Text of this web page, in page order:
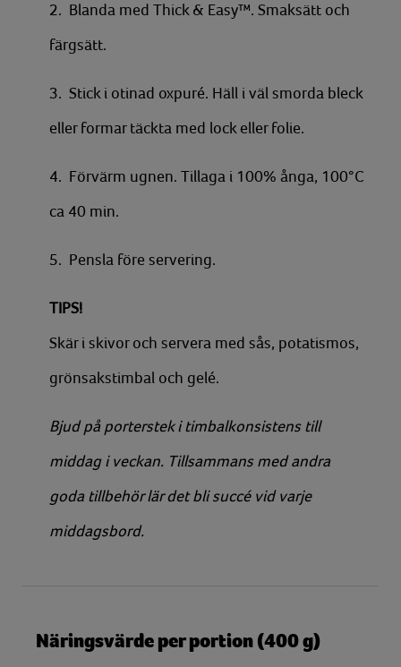
2. Blanda med Thick & Easy™. Smaksätt och
färgsätt.
3. Stick i otinad oxpuré. Häll i väl smorda bleck
eller formar täckta med lock eller folie.
4. Förvärm ugnen. Tillaga i 100% ånga, 100°C
ca 40 min.
5. Pensla före servering.
TIPS!
Skär i skivor och servera med sås, potatismos,
grönsakstimbal och gelé.
Bjud på porterstek i timbalkonsistens till
middag i veckan. Tillsammans med andra
goda tillbehör lär det bli succé vid varje
middagsbord.
Näringsvärde per portion (400 g)